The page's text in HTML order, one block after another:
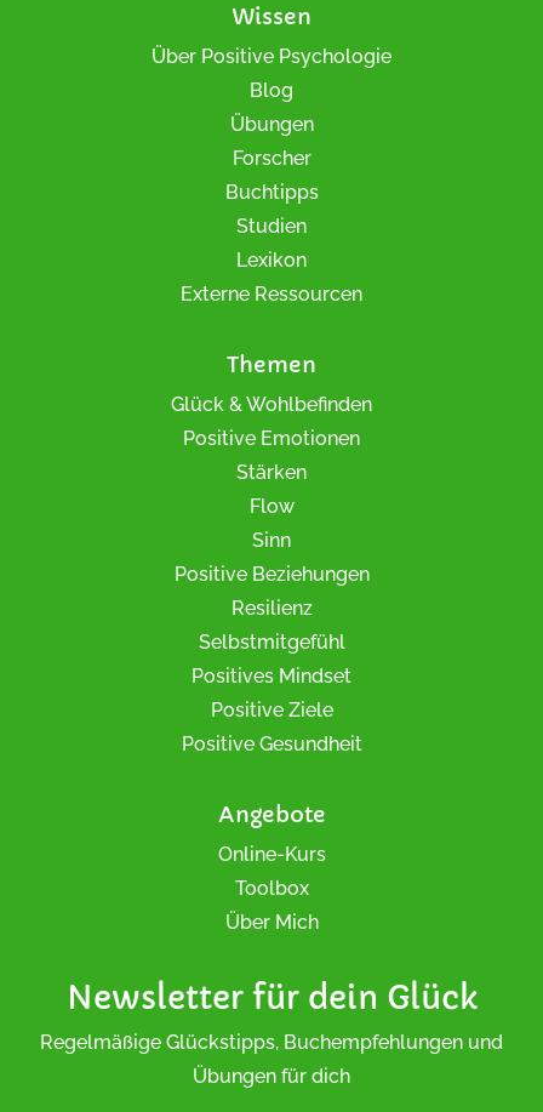
Wissen
Über Positive Psychologie
Blog
Übungen
Forscher
Buchtipps
Studien
Lexikon
Externe Ressourcen
Themen
Glück & Wohlbefinden
Positive Emotionen
Stärken
Flow
Sinn
Positive Beziehungen
Resilienz
Selbstmitgefühl
Positives Mindset
Positive Ziele
Positive Gesundheit
Angebote
Online-Kurs
Toolbox
Über Mich
Newsletter für dein Glück
Regelmäßige Glückstipps, Buchempfehlungen und
Übungen für dich